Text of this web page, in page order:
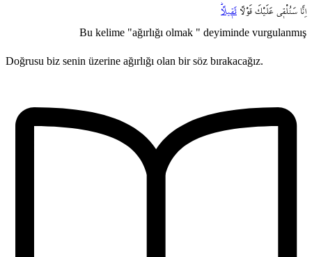
اِنَّا سَنُلْق۪ي عَلَيْكَ قَوْلاً ثَق۪يلاًۜ
Bu kelime "ağırlığı olmak " deyiminde vurgulanmış
Doğrusu biz senin üzerine ağırlığı olan bir söz bırakacağız.